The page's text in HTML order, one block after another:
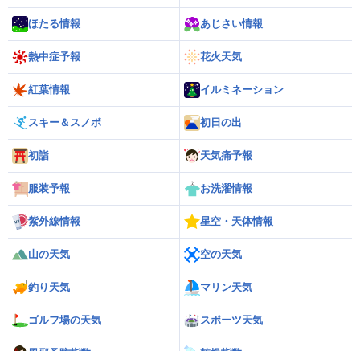
ほたる情報 あじさい情報
熱中症予報 花火天気
紅葉情報 イルミネーション
スキー＆スノボ 初日の出
初詣 天気痛予報
服装予報 お洗濯情報
紫外線情報 星空・天体情報
山の天気 空の天気
釣り天気 マリン天気
ゴルフ場の天気 スポーツ天気